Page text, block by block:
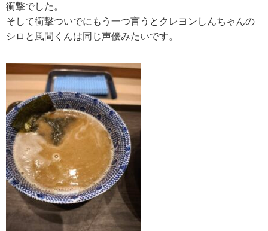
衝撃でした。
そして衝撃ついでにもう一つ言うとクレヨンしんちゃんの
シロと風間くんは同じ声優みたいです。